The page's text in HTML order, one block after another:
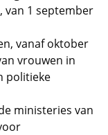
van 1 september
vanaf oktober
vrouwen in
politieke
ministeries van